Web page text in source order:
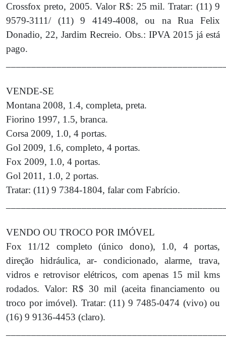
Crossfox preto, 2005. Valor R$: 25 mil. Tratar: (11) 9
9579-3111/ (11) 9 4149-4008, ou na Rua Felix
Donadio, 22, Jardim Recreio. Obs.: IPVA 2015 já está
pago.
VENDE-SE
Montana 2008, 1.4, completa, preta.
Fiorino 1997, 1.5, branca.
Corsa 2009, 1.0, 4 portas.
Gol 2009, 1.6, completo, 4 portas.
Fox 2009, 1.0, 4 portas.
Gol 2011, 1.0, 2 portas.
Tratar: (11) 9 7384-1804, falar com Fabrício.
VENDO OU TROCO POR IMÓVEL
Fox 11/12 completo (único dono), 1.0, 4 portas,
direção hidráulica, ar- condicionado, alarme, trava,
vidros e retrovisor elétricos, com apenas 15 mil kms
rodados. Valor: R$ 30 mil (aceita financiamento ou
troco por imóvel). Tratar: (11) 9 7485-0474 (vivo) ou
(16) 9 9136-4453 (claro).